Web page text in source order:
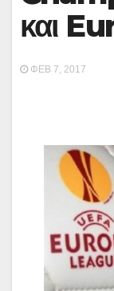
και
ΦΕΒ 7, 2017